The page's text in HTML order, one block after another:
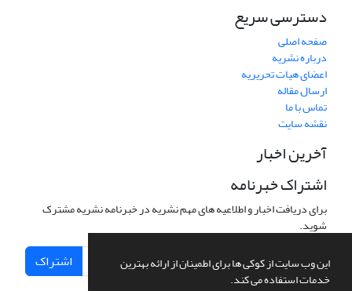
این وب سایت از کوکی ها برای اطمینان از ارائه بهترین
خدمات استفاده می کند.
دسترسی سریع
صفحه اصلی
درباره نشریه
اعضای هیات تحریریه
ارسال مقاله
تماس با ما
نقشه سایت
آخرین اخبار
اشتراک خبرنامه
برای دریافت اخبار و اطلاعیه های مهم نشریه در خبرنامه نشریه مشترک
شوید.
اشتراک